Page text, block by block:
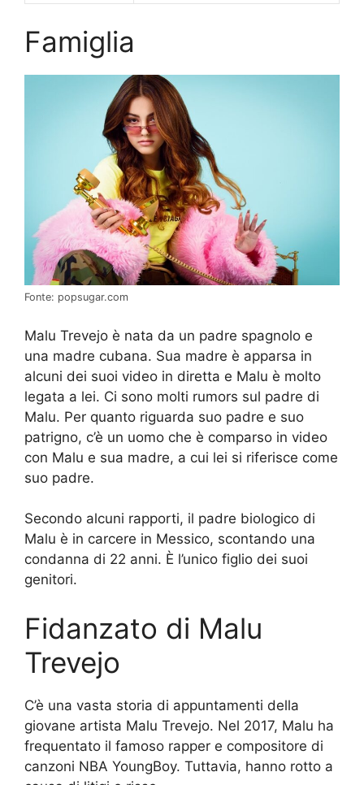
Famiglia
Fonte: popsugar.com
Malu Trevejo è nata da un padre spagnolo e
una madre cubana. Sua madre è apparsa in
alcuni dei suoi video in diretta e Malu è molto
legata a lei. Ci sono molti rumors sul padre di
Malu. Per quanto riguarda suo padre e suo
patrigno, c’è un uomo che è comparso in video
con Malu e sua madre, a cui lei si riferisce come
suo padre.
Secondo alcuni rapporti, il padre biologico di
Malu è in carcere in Messico, scontando una
condanna di 22 anni. È l’unico figlio dei suoi
genitori.
Fidanzato di Malu
Trevejo
C’è una vasta storia di appuntamenti della
giovane artista Malu Trevejo. Nel 2017, Malu ha
frequentato il famoso rapper e compositore di
canzoni NBA YoungBoy. Tuttavia, hanno rotto a